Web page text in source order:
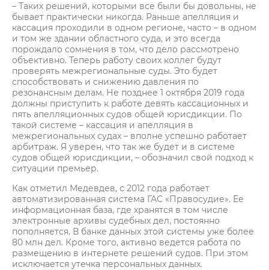
– Таких решений, которыми все были бы довольны, не
бывает практически никогда. Раньше апелляция и
кассация проходили в одном регионе, часто – в одном
и том же здании областного суда, и это всегда
порождало сомнения в том, что дело рассмотрено
объективно. Теперь работу своих коллег будут
проверять межрегиональные суды. Это будет
способствовать и снижению давления по
резонансным делам. Не позднее 1 октября 2019 года
должны приступить к работе девять кассационных и
пять апелляционных судов общей юрисдикции. По
такой системе – кассация и апелляция в
межрегиональных судах – вполне успешно работает
арбитраж. Я уверен, что так же будет и в системе
судов общей юрисдикции, – обозначил свой подход к
ситуации премьер.
Как отметил Медевдев, с 2012 года работает
автоматизированная система ГАС «Правосудие». Ее
информационная база, где хранятся в том числе
электронные архивы судебных дел, постоянно
пополняется. В банке данных этой системы уже более
80 млн дел. Кроме того, активно ведется работа по
размещению в интернете решений судов. При этом
исключается утечка персональных данных.